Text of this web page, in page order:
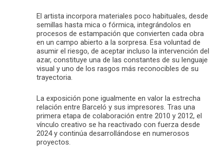
El artista incorpora materiales poco habituales, desde
semillas hasta mica o fórmica, integrándolos en
procesos de estampación que convierten cada obra
en un campo abierto a la sorpresa. Esa voluntad de
asumir el riesgo, de aceptar incluso la intervención del
azar, constituye una de las constantes de su lenguaje
visual y uno de los rasgos más reconocibles de su
trayectoria.
La exposición pone igualmente en valor la estrecha
relación entre Barceló y sus impresores. Tras una
primera etapa de colaboración entre 2010 y 2012, el
vínculo creativo se ha reactivado con fuerza desde
2024 y continúa desarrollándose en numerosos
proyectos.